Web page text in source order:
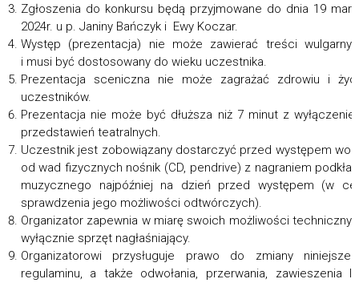
Zgłoszenia do konkursu będą przyjmowane do dnia 19
2024r. u p. Janiny Bańczyk i Ewy Koczar.
Występ (prezentacja) nie może zawierać treści
i musi być dostosowany do wieku uczestnika.
Prezentacja sceniczna nie może zagrażać zdrowiu i
uczestników.
Prezentacja nie może być dłuższa niż 7 minut z
przedstawień teatralnych.
Uczestnik jest zobowiązany dostarczyć przed występem
od wad fizycznych nośnik (CD, pendrive) z nagraniem
muzycznego najpóźniej na dzień przed występem (w
sprawdzenia jego możliwości odtwórczych).
Organizator zapewnia w miarę swoich możliwości
wyłącznie sprzęt nagłaśniający.
Organizatorowi przysługuje prawo do zmiany
regulaminu, a także odwołania, przerwania, zawieszenia